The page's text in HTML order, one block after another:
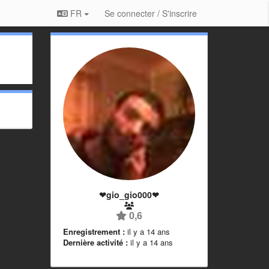
FR Se connecter / S'inscrire
❤gio_gio000❤
0,6
Enregistrement : il y a 14 ans
Dernière activité : il y a 14 ans